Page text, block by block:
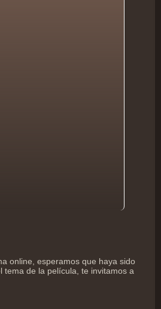
online, esperamos que haya sido
tema de la película, te invitamos a